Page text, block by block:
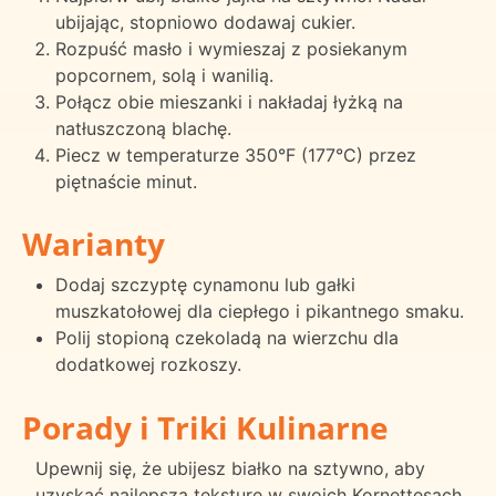
ubijając, stopniowo dodawaj cukier.
Rozpuść masło i wymieszaj z posiekanym
popcornem, solą i wanilią.
Połącz obie mieszanki i nakładaj łyżką na
natłuszczoną blachę.
Piecz w temperaturze 350°F (177°C) przez
piętnaście minut.
Warianty
Dodaj szczyptę cynamonu lub gałki
muszkatołowej dla ciepłego i pikantnego smaku.
Polij stopioną czekoladą na wierzchu dla
dodatkowej rozkoszy.
Porady i Triki Kulinarne
Upewnij się, że ubijesz białko na sztywno, aby